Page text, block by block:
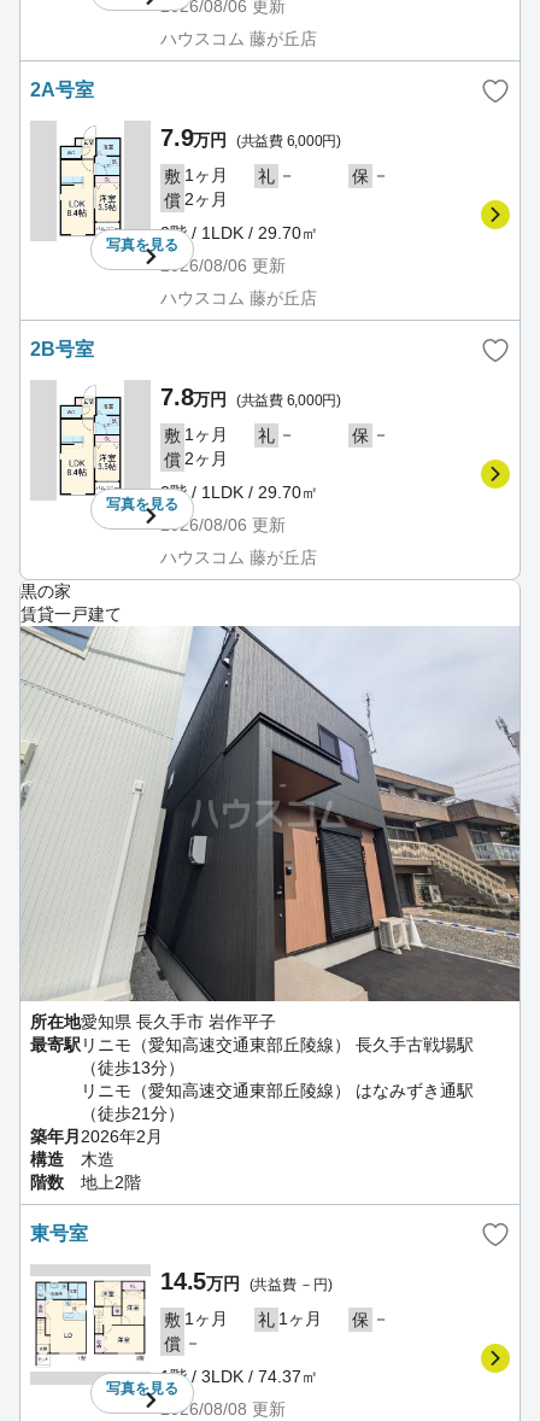
2026/08/06 更新
ハウスコム 藤が丘店
2A号室
写真を見る
7.9万円 (共益費 6,000円)
敷 1ヶ月 礼 － 保 －
償 2ヶ月
2階 / 1LDK / 29.70㎡
2026/08/06 更新
ハウスコム 藤が丘店
2B号室
写真を見る
7.8万円 (共益費 6,000円)
敷 1ヶ月 礼 － 保 －
償 2ヶ月
2階 / 1LDK / 29.70㎡
2026/08/06 更新
ハウスコム 藤が丘店
黒の家
賃貸一戸建て
所在地愛知県 長久手市 岩作平子
最寄駅 リニモ（愛知高速交通東部丘陵線） 長久手古戦場駅
（徒歩13分）
リニモ（愛知高速交通東部丘陵線） はなみずき通駅
（徒歩21分）
築年月2026年2月
構造
木造
階数
地上2階
東号室
写真を見る
14.5万円 (共益費 －円)
敷 1ヶ月 礼 1ヶ月 保 －
償 －
1階 / 3LDK / 74.37㎡
2026/08/08 更新